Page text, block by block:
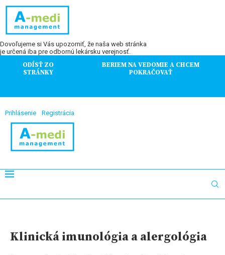
Dovoľujeme si Vás upozorniť, že naša web stránka
je určená iba pre odbornú lekársku verejnosť.
ODÍSŤ ZO
STRÁNKY
BERIEM NA VEDOMIE A CHCEM
POKRAČOVAŤ
Prihlásenie Registrácia
Klinická imunológia a alergológia